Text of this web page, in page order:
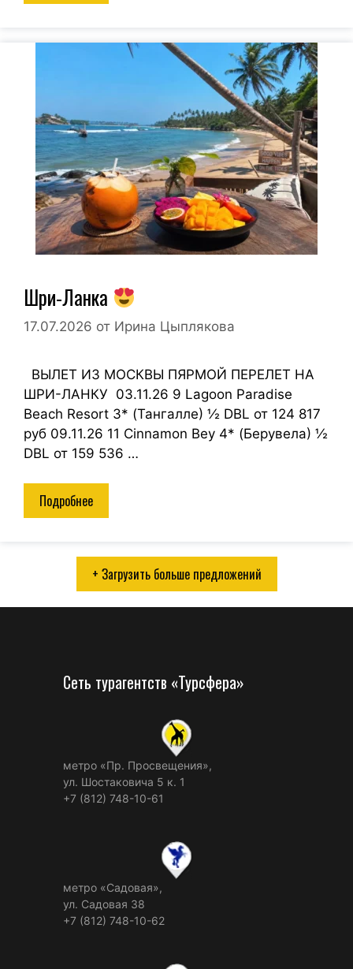
Шри-Ланка
17.07.2026 от Ирина Цыплякова
ВЫЛЕТ ИЗ МОСКВЫ ПЯРМОЙ ПЕРЕЛЕТ НА
ШРИ-ЛАНКУ 03.11.26 9 Lagoon Paradise
Beach Resort 3* (Тангалле) ½ DBL от 124 817
руб 09.11.26 11 Cinnamon Bey 4* (Берувела) ½
DBL от 159 536 …
Подробнее
+ Загрузить больше предложений
Сеть турагентств «Турсфера»
метро «Пр. Просвещения»,
ул. Шостаковича 5 к. 1
+7 (812) 748-10-61
метро «Садовая»,
ул. Садовая 38
+7 (812) 748-10-62